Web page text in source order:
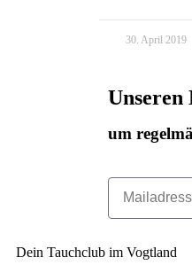
30. April 2019
Unseren
um
Dein Tauchclub im Vogtland